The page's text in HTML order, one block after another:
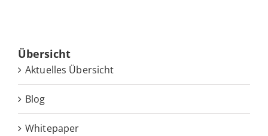
Über­sicht
Ak­tu­el­les Übersicht
Blog
White­pa­per